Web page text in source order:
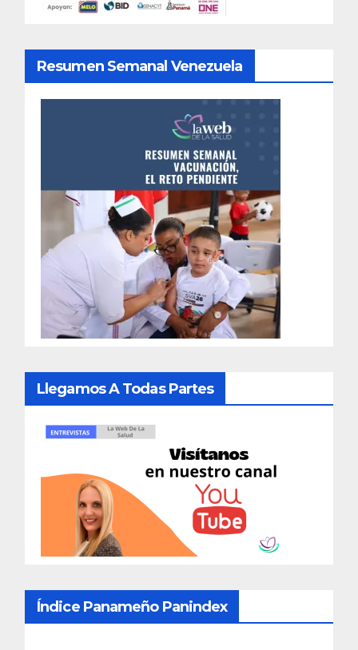
Resumen Semanal Venezuela
Llegamos A Todas Partes
Índice Panameño Panindex